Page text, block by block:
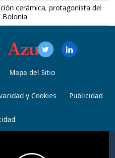
cerámica, protagonista del
Bolonia
Mapa del Sitio
y Cookies Publicidad